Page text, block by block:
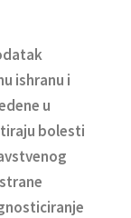
ishranu i
u
bolesti